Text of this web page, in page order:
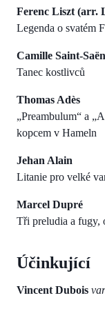
Ferenc Liszt (arr.
Legenda o svatém
Camille Saint-
Tanec kostlivců
Thomas Adès
„Preambulum“ a
kopcem v Hameln
Jehan Alain
Litanie pro velké
Marcel Dupré
Tři preludia a fugy,
Účinkující
Vincent Dubois